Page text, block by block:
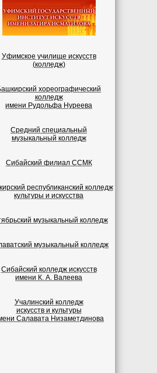
Уфимское училище искусств
(колледж)
хореографический
колледж
имени Рудольфа Нуреева
Средний специальный
музыкальный колледж
Сибайский филиал ССМК
республиканский колледж
культуры и искусства
музыкальный колледж
музыкальный колледж
Сибайский колледж искусств
имени К. А. Валеева
Учалинский колледж
искусств и культуры
Салавата Низаметдинова